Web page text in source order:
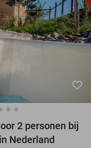
favorite_border
2 personen bij
Nederland